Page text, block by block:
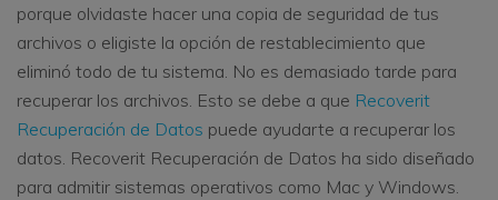
porque olvidaste hacer una copia de seguridad de tus
archivos o eligiste la opción de restablecimiento que
eliminó todo de tu sistema. No es demasiado tarde para
recuperar los archivos. Esto se debe a que Recoverit
Recuperación de Datos puede ayudarte a recuperar los
datos. Recoverit Recuperación de Datos ha sido diseñado
para admitir sistemas operativos como Mac y Windows.